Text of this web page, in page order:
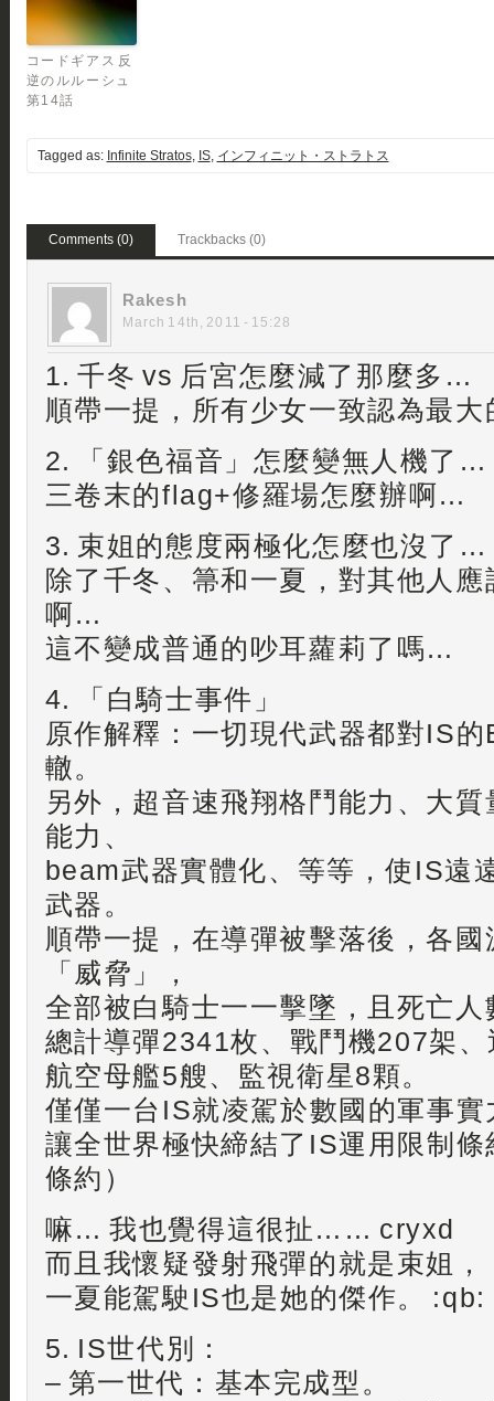
コードギアス 反
逆のルルーシュ
第14話
Tagged as: Infinite Stratos, IS, インフィニット・ストラトス
Comments (0) Trackbacks (0)
Rakesh
March 14th, 2011 - 15:28
1. 千冬 vs 后宮怎麼減了那麼多…
順帶一提，所有少女一致認為最
2. 「銀色福音」怎麼變無人機了…
三卷末的flag+修羅場怎麼辦啊…
3. 束姐的態度兩極化怎麼也沒了…
除了千冬、箒和一夏，對其他人
啊…
這不變成普通的吵耳蘿莉了嗎…
4. 「白騎士事件」
原作解釋：一切現代武器都對IS
轍。
另外，超音速飛翔格鬥能力、大
能力、
beam武器實體化、等等，使IS遠
武器。
順帶一提，在導彈被擊落後，各
「威脅」，
全部被白騎士一一擊墜，且死亡人
總計導彈2341枚、戰鬥機207架
航空母艦5艘、監視衛星8顆。
僅僅一台IS就凌駕於數國的軍事
讓全世界極快締結了IS運用限制
條約）
嘛… 我也覺得這很扯…… cryxd
而且我懷疑發射飛彈的就是束姐，
一夏能駕駛IS也是她的傑作。 :qb:
5. IS世代別：
– 第一世代：基本完成型。